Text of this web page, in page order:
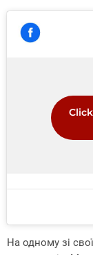
На одному зі